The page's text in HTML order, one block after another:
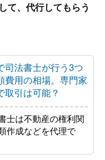
て、代行してもらう
司法書士が行う3つ
費用の相場。専門家
取引は可能？
士は不動産の権利関
作成などを代理で